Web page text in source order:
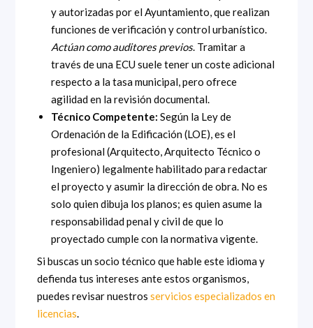
y autorizadas por el Ayuntamiento, que realizan
funciones de verificación y control urbanístico.
Actúan como auditores previos. Tramitar a
través de una ECU suele tener un coste adicional
respecto a la tasa municipal, pero ofrece
agilidad en la revisión documental.
Técnico Competente: Según la Ley de
Ordenación de la Edificación (LOE), es el
profesional (Arquitecto, Arquitecto Técnico o
Ingeniero) legalmente habilitado para redactar
el proyecto y asumir la dirección de obra. No es
solo quien dibuja los planos; es quien asume la
responsabilidad penal y civil de que lo
proyectado cumple con la normativa vigente.
Si buscas un socio técnico que hable este idioma y
defienda tus intereses ante estos organismos,
puedes revisar nuestrosservicios especializados en
licencias.